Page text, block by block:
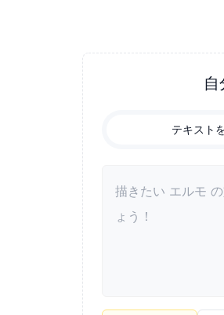
テキスト